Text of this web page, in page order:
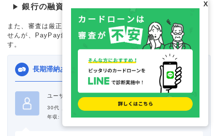
▶ 銀行の融資上限額に関する参考資料
また、審査は厳正におこなわれるため甘いとも厳しいとも言えま
せんが、PayPay銀行の利用状況も加味されていると考えられま
す。
長期滞納あったが銀行利用者は優遇された
ユーザー評価 4.8
30代 ／ 男性 ／
職業: 自営業(個人事業主) ／
年収: 100-299万円 ／ 目的: 生活費
X